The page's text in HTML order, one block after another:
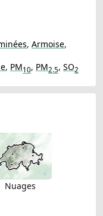
, Armoise,
, PM10, PM2.5, SO2
Nuages